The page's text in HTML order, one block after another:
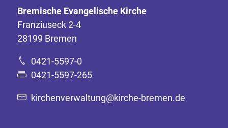
Bremische Evangelische Kirche
Franziuseck 2-4
28199 Bremen
0421-5597-0
0421-5597-265
kirchenverwaltung@kirche-bremen.de